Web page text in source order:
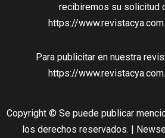
recibiremos su solicitud
https://
Para publicitar en nuestra
https://
Copyright © Se puede publicar
los derechos reservados. |